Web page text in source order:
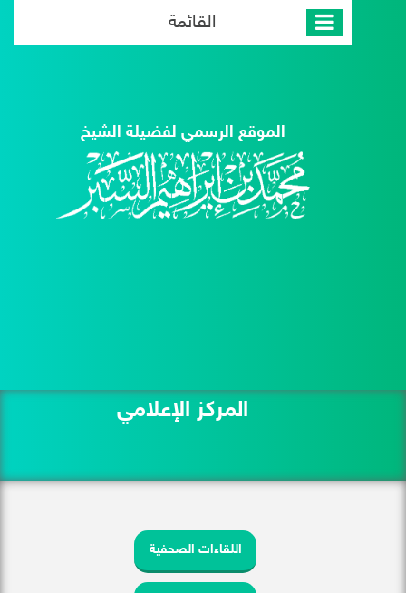
القائمة
الموقع الرسمي لفضيلة الشيخ
المركز الإعلامي
اللقاءات الصحفية